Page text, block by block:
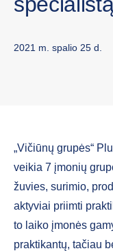
2021 m. spalio 25 d.
„Vičiūnų grupės“
veikia 7 įmonių
žuvies, surimio,
aktyviai priimti
to laiko įmonės
praktikantų, tačiau